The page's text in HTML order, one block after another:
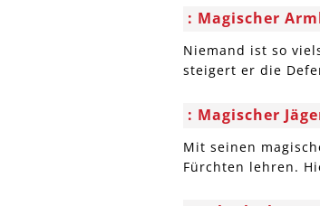
Magischer
Niemand ist so
steigert er die
Magischer
Mit seinen
Fürchten lehren.